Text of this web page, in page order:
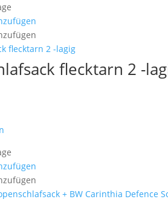
flecktarn 2 -
€.